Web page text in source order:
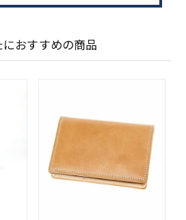
におすすめの商品